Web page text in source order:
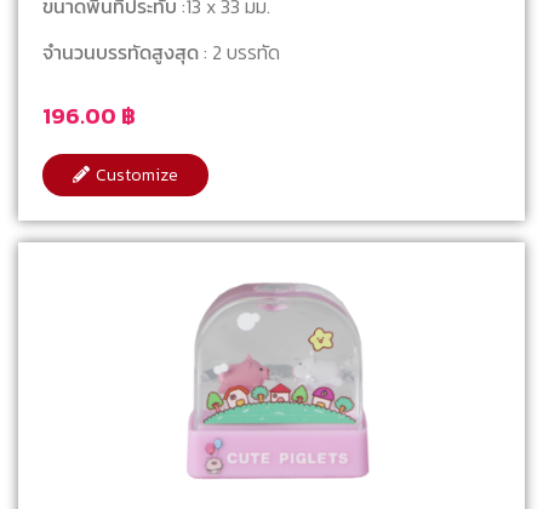
196.00 ฿
ขนาดพื้นที่ประทับ :13 x 33 มม.
จำนวนบรรทัดสูงสุด: 2 บรรทัด
Customize